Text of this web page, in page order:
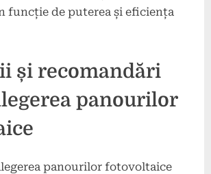
funcție de puterea și eficiența
și recomandări
panourilor
panourilor fotovoltaice